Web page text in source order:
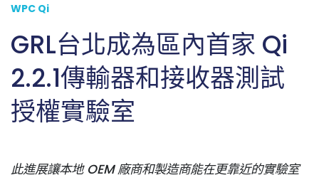
WPC Qi
GRL台北成為區內首家 Qi
2.2.1傳輸器和接收器測試
授權實驗室
此進展讓本地 OEM 廠商和製造商能在更靠近的實驗室